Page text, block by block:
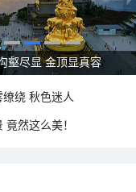
壑尽显 金顶显真容
绕 秋色迷人
然这么美！